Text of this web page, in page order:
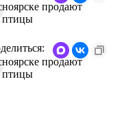
продают
птицы
продают
птицы